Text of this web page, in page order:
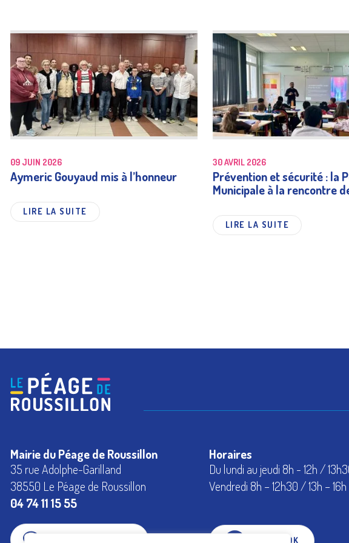
09 JUIN 2026
Aymeric Gouyaud mis à l’honneur
LIRE LA SUITE
30 AVRIL 2026
Prévention et sécurité : la
Municipale à la rencontre
LIRE LA SUITE
Mairie du Péage de Roussillon
35 rue Adolphe-Garilland
38550 Le Péage de Roussillon
04 74 11 15 55
Horaires
Du lundi au jeudi 8h - 12h /
Vendredi 8h – 12h30 / 13h – 16h
FACEBOOK